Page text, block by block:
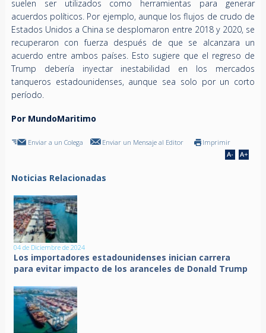
suelen ser utilizados como herramientas para generar
acuerdos políticos. Por ejemplo, aunque los flujos de crudo de
Estados Unidos a China se desplomaron entre 2018 y 2020, se
recuperaron con fuerza después de que se alcanzara un
acuerdo entre ambos países. Esto sugiere que el regreso de
Trump debería inyectar inestabilidad en los mercados
tanqueros estadounidenses, aunque sea solo por un corto
período.
Por MundoMaritimo
Enviar a un Colega Enviar un Mensaje al Editor Imprimir
Noticias Relacionadas
04 de Diciembre de 2024
Los importadores estadounidenses inician carrera
para evitar impacto de los aranceles de Donald Trump